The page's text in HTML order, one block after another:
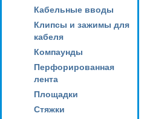
Кабельные вводы
Клипсы и зажимы для
кабеля
Компаунды
Перфорированная
лента
Площадки
Стяжки